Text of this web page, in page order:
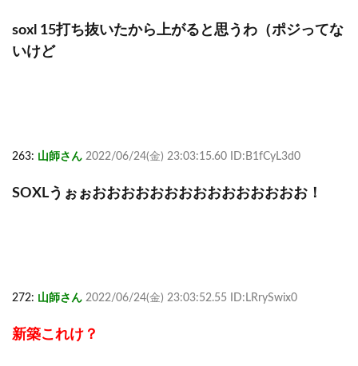
soxl 15打ち抜いたから上がると思うわ（ポジってな
いけど
263: 山師さん 2022/06/24(金) 23:03:15.60 ID:B1fCyL3d0
SOXLうぉぉおおおおおおおおおおおおおおお！
272: 山師さん 2022/06/24(金) 23:03:52.55 ID:LRrySwix0
新築これけ？